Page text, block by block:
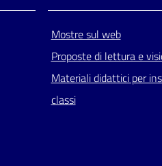
Mostre sul web
Proposte di lettura e
Materiali didattici per
classi